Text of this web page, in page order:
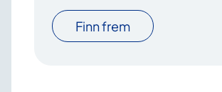
Finn frem